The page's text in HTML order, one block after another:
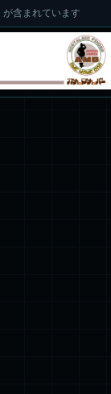
含まれています